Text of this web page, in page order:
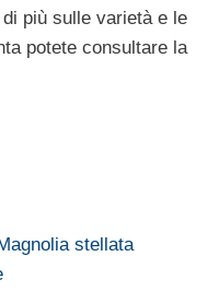
più sulle varietà e le
potete consultare la
stellata